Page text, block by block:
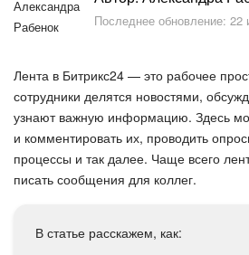
Безопасность в Битрикс24
С чего начать
AI в Битрикс24
Вайбкод
Лента Новостей
Последнее обновление: 22
Лента в Битрикс24 — это рабочее
сотрудники делятся новостями,
узнают важную информацию. Здесь
и комментировать их, проводить
процессы и так далее. Чаще всего
писать сообщения для коллег.
В статье расскажем, как: